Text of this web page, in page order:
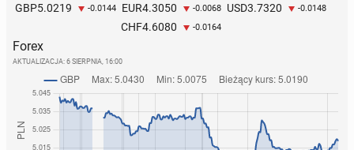
GBP5.0219 -0.0144 EUR4.3050 -0.0068 USD3.7320 -0.0148
CHF4.6080 -0.0164
Forex
AKTUALIZACJA: 6 SIERPNIA, 16:00